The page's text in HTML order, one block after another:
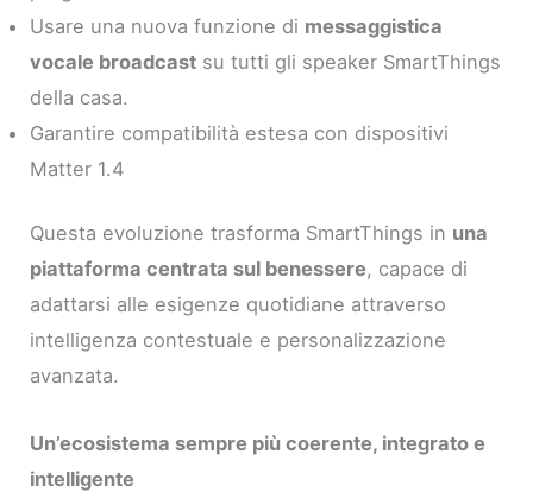
Usare una nuova funzione di messaggistica
vocale broadcast su tutti gli speaker SmartThings
della casa.
Garantire compatibilità estesa con dispositivi
Matter 1.4
Questa evoluzione trasforma SmartThings in una
piattaforma centrata sul benessere, capace di
adattarsi alle esigenze quotidiane attraverso
intelligenza contestuale e personalizzazione
avanzata.
Un’ecosistema sempre più coerente, integrato e
intelligente